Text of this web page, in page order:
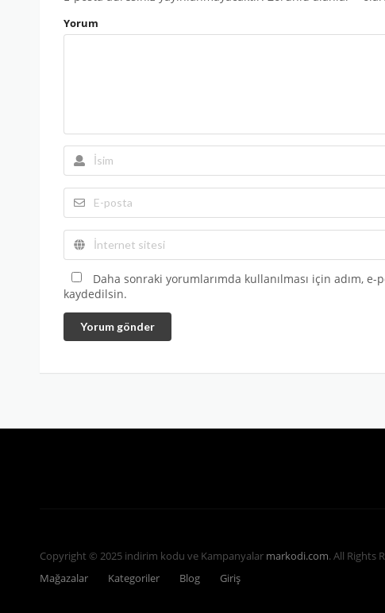
Yorum
Daha sonraki yorumlarımda kullanılması için adım,
kaydedilsin.
Yorum gönder
Copyright © 2025 indirim kodu ve Kampanyalar markodi.com. All Rights
Mağazalar
Kategoriler Blog Giriş